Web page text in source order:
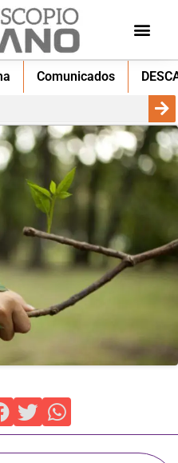
Comunicados